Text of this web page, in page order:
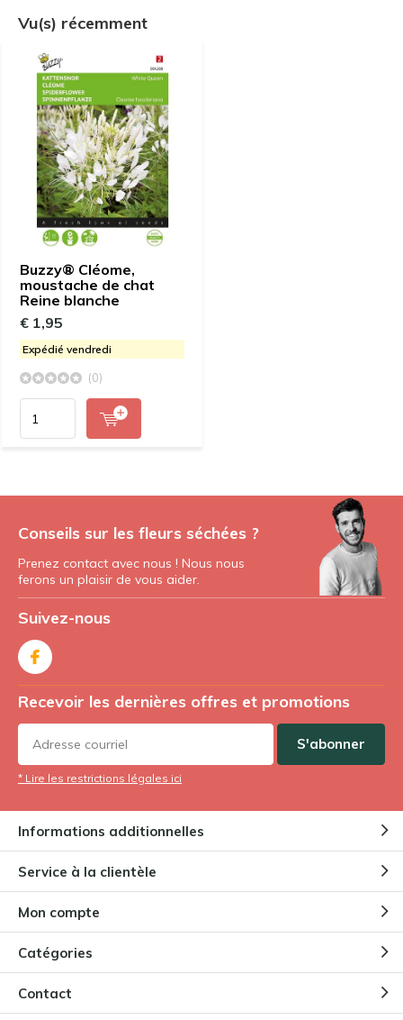
Vu(s) récemment
Buzzy® Cléome,
moustache de chat
Reine blanche
€ 1,95
Expédié vendredi
(0)
Conseils sur les fleurs séchées ?
Prenez contact avec nous ! Nous nous
ferons un plaisir de vous aider.
Suivez-nous
Recevoir les dernières offres et promotions
S'abonner
* Lire les restrictions légales ici
Informations additionnelles
Service à la clientèle
Mon compte
Catégories
Contact